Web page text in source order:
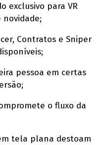
exclusivo para VR
novidade;
Contratos e Sniper
pessoa em certas
o fluxo da
tela plana destoam